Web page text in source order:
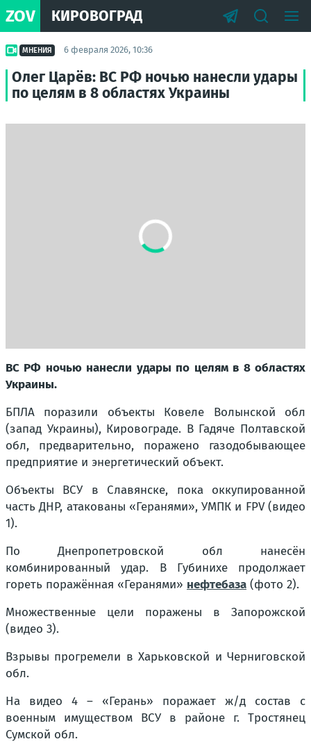
ZOV КИРОВОГРАД
МНЕНИЯ 6 февраля 2026, 10:36
Олег Царёв: ВС РФ ночью нанесли удары
по целям в 8 областях Украины
ВС РФ ночью нанесли удары по целям в 8 областях
Украины.
БПЛА поразили объекты Ковеле Волынской обл
(запад Украины), Кировограде. В Гадяче Полтавской
обл, предварительно, поражено газодобывающее
предприятие и энергетический объект.
Объекты ВСУ в Славянске, пока оккупированной
часть ДНР, атакованы «Геранями», УМПК и FPV (видео
1).
По Днепропетровской обл нанесён
комбинированный удар. В Губинихе продолжает
гореть поражённая «Геранями» нефтебаза (фото 2).
Множественные цели поражены в Запорожской
(видео 3).
Взрывы прогремели в Харьковской и Черниговской
обл.
На видео 4 – «Герань» поражает ж/д состав с
военным имуществом ВСУ в районе г. Тростянец
Сумской обл.